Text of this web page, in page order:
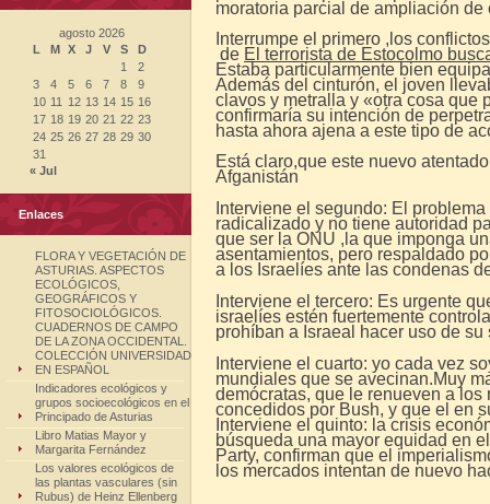
agosto 2026
L
M X J V S
D
1
2
3
4 5 6 7 8
9
10 11 12 13 14 15 16
17 18 19 20 21 22 23
24 25 26 27 28 29 30
31
« Jul
Enlaces
FLORA Y VEGETACIÓN DE
ASTURIAS. ASPECTOS
ECOLÓGICOS,
GEOGRÁFICOS Y
FITOSOCIOLÓGICOS.
CUADERNOS DE CAMPO
DE LA ZONA OCCIDENTAL.
COLECCIÓN UNIVERSIDAD
EN ESPAÑOL
Indicadores ecológicos y
grupos socioecológicos en el
Principado de Asturias
Libro Matias Mayor y
Margarita Fernández
Los valores ecológicos de
las plantas vasculares (sin
Rubus) de Heinz Ellenberg
moratoria parcial de ampliación
Interrumpe el primero ,los
de El terrorista de Estocolmo
Estaba particularmente bien
Además del cinturón, el joven
clavos y metralla y «otra cosa que
confirmaría su intención de
hasta ahora ajena a este tipo de
Está claro,que este nuevo
Afganistán
Interviene el segundo: El
radicalizado y no tiene autoridad
que ser la ONU ,la que imponga
asentamientos, pero respaldado
a los Israelíes ante las condenas
Interviene el tercero: Es urgente
israelíes estén fuertemente
prohíban a Israeal hacer uso de
Interviene el cuarto: yo cada vez
mundiales que se avecinan.Muy
demócratas, que le renueven a
concedidos por Bush, y que el en
Interviene el quinto: la crisis
búsqueda una mayor equidad en
Party, confirman que el
los mercados intentan de nuevo